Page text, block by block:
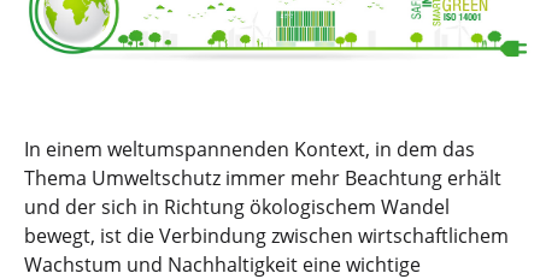
In einem weltumspannenden Kontext, in dem das
Thema Umweltschutz immer mehr Beachtung erhält
und der sich in Richtung ökologischem Wandel
bewegt, ist die Verbindung zwischen wirtschaftlichem
Wachstum und Nachhaltigkeit eine wichtige